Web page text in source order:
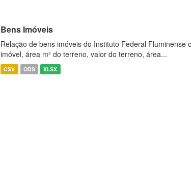
Bens Imóveis
Relação de bens imóveis do Instituto Federal
imóvel, área m² do terreno, valor do terreno, área...
CSV ODS XLSX